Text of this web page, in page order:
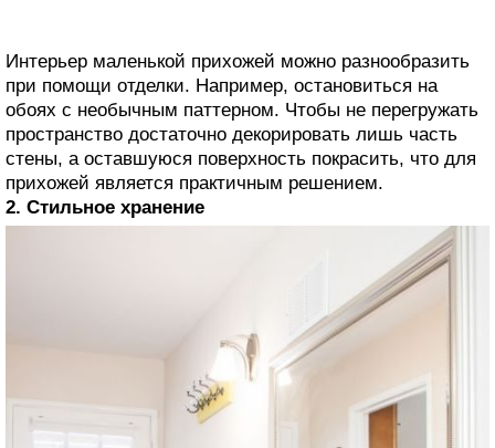
Интерьер маленькой прихожей можно разнообразить
при помощи отделки. Например, остановиться на
обоях с необычным паттерном. Чтобы не перегружать
пространство достаточно декорировать лишь часть
стены, а оставшуюся поверхность покрасить, что для
прихожей является практичным решением.
2. Стильное хранение